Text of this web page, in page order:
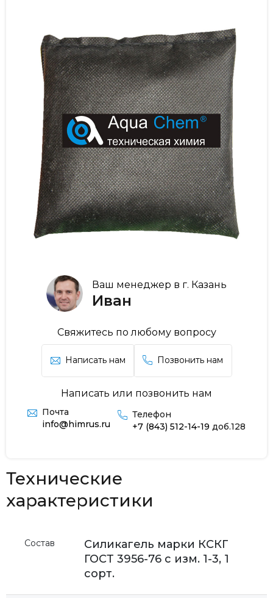
Ваш менеджер в г. Казань
Иван
Свяжитесь по любому вопросу
Написать нам Позвонить нам
Написать или позвонить нам
Почта
info@himrus.ru
Телефон
+7 (843) 512-14-19 доб.128
Технические
характеристики
Состав
Силикагель марки КСКГ
ГОСТ 3956-76 с изм. 1-3, 1
сорт.